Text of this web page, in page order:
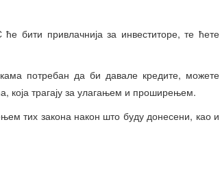
бити привлачнија за инвеститоре, те ћете
потребан да би давале кредите, можете
која трагају за улагањем и проширењем.
тих закона након што буду донесени, као и